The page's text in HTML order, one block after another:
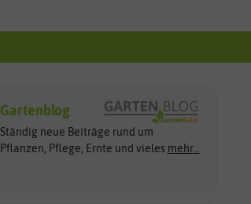
Gartenblog
Ständig neue Beiträge rund um
Pflanzen, Pflege, Ernte und vieles mehr...